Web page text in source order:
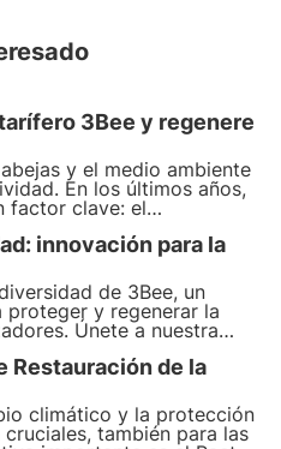
3Bee y regenere
y el medio ambiente
En los últimos años,
factor clave: el
naturales. Hemos
intervenir dando la
árbol nectarífero.
innovación para la
de 3Bee, un
proteger y regenerar la
. Únete a nuestra
para crear unfuturo
y el planeta.
Restauración de la
climático y la protección
también para las